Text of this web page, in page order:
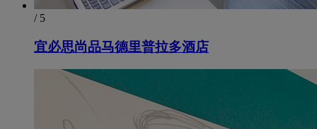
/ 5
宜必思尚品马德里普拉多酒店